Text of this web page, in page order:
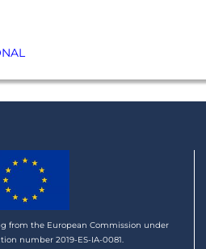
from the European Commission under
number 2019-ES-IA-0081.